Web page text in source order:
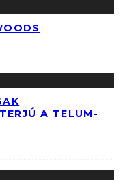
A TELUM-